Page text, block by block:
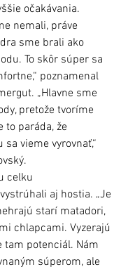
očakávania.
nemali, práve
sme brali ako
To skôr súper sa
poznamenal
„Hlavne sme
pretože tvoríme
to paráda, že
sa vieme vyrovnať,“
celku
aj hostia. „Je
starí matadori,
chlapcami. Vyzerajú
tam potenciál. Nám
súperom, ale